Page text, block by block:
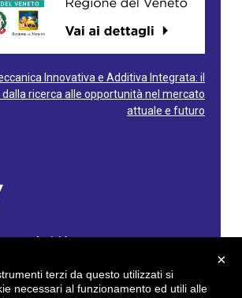
Innovativa e Additiva Integrata: il
ricerca alle opportunità nel mercato
attuale e futuro
60 - 36100 Vicenza - Italy
- Fax 0444/1932220
×
terzi da questo utilizzati si
necessari al funzionamento ed utili alle